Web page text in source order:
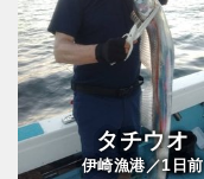
タチウオ
伊崎漁港／1 日前